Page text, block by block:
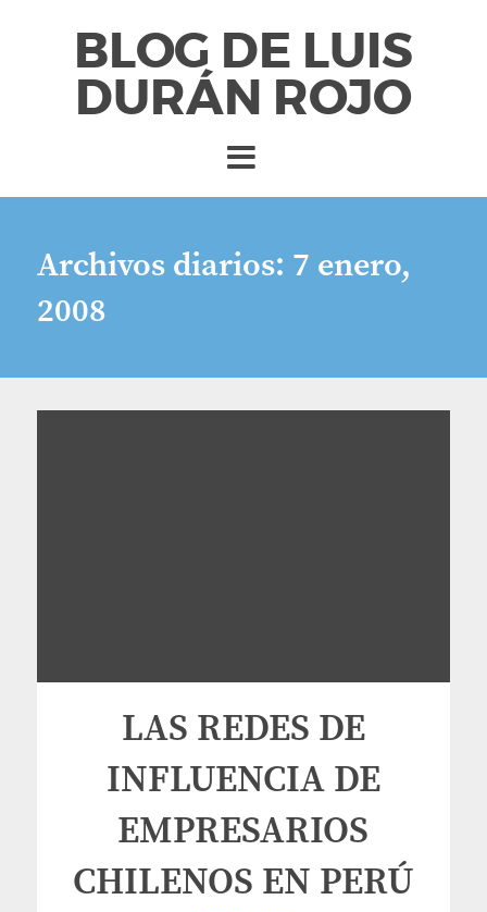
BLOG DE LUIS
DURÁN ROJO
Archivos diarios: 7 enero,
2008
LAS REDES DE
INFLUENCIA DE
EMPRESARIOS
CHILENOS EN PERÚ